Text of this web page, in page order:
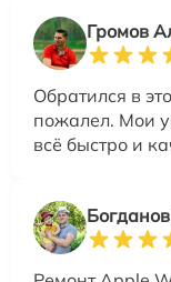
Громов
Обратился в
пожалел. Мои
всё быстро и